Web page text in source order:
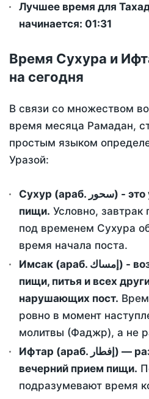
Лучшее время для
начинается: 01:31
Время Сухура и
на сегодня
В связи со множеством
время месяца Рамадан,
простым языком
Уразой:
Сухур (араб. سحور) - это утренний прием
пищи. Условно,
под временем Сухура
время начала поста.
Имсак (араб. إمساك) - воздержание от приема
пищи, питья и всех
нарушающих пост.
ровно в момент
молитвы (Фаджр), а не
Ифтар (араб. إفطار) — разговение - это
вечерний прием пищи.
подразумевают время